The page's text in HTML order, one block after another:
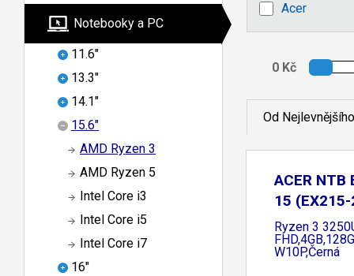
Notebooky a PC
11.6"
13.3"
14.1"
15.6"
AMD Ryzen 3
AMD Ryzen 5
Intel Core i3
Intel Core i5
Intel Core i7
16"
Acer
Od Nejlevnějšího
ACER NTB
15
Ryzen 3
W10P,Černá